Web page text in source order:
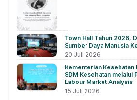
Town Hall Tahun 2026,
Sumber Daya Manusia
20 Juli 2026
Kementerian Kesehatan
SDM Kesehatan melalui
Labour Market Analysis
15 Juli 2026